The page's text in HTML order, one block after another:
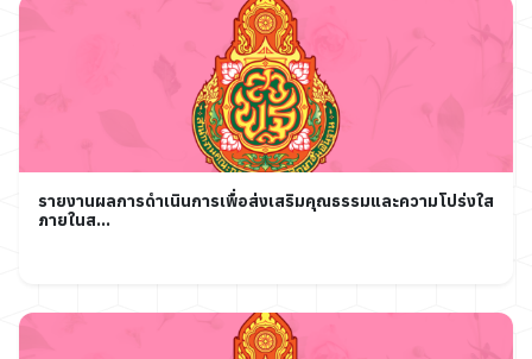
รายงานผลการดำเนินการเพื่อส่งเสริมคุณธรรมและความโปร่งใส
ภายในส...